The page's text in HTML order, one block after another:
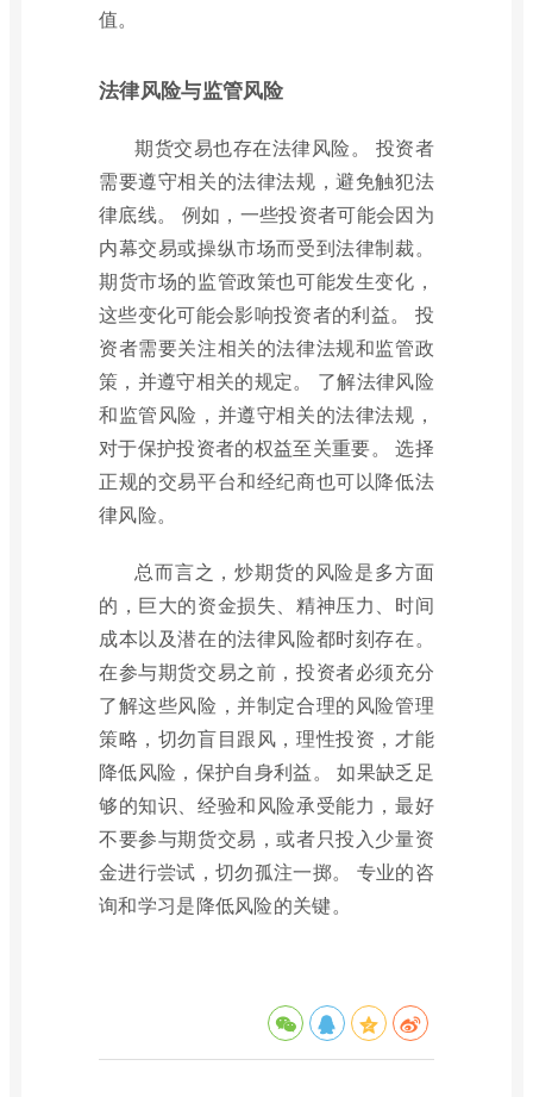
值。
法律风险与监管风险
期货交易也存在法律风险。 投资者
需要遵守相关的法律法规，避免触犯法
律底线。 例如，一些投资者可能会因为
内幕交易或操纵市场而受到法律制裁。
期货市场的监管政策也可能发生变化，
这些变化可能会影响投资者的利益。 投
资者需要关注相关的法律法规和监管政
策，并遵守相关的规定。 了解法律风险
和监管风险，并遵守相关的法律法规，
对于保护投资者的权益至关重要。 选择
正规的交易平台和经纪商也可以降低法
律风险。
总而言之，炒期货的风险是多方面
的，巨大的资金损失、精神压力、时间
成本以及潜在的法律风险都时刻存在。
在参与期货交易之前，投资者必须充分
了解这些风险，并制定合理的风险管理
策略，切勿盲目跟风，理性投资，才能
降低风险，保护自身利益。 如果缺乏足
够的知识、经验和风险承受能力，最好
不要参与期货交易，或者只投入少量资
金进行尝试，切勿孤注一掷。 专业的咨
询和学习是降低风险的关键。